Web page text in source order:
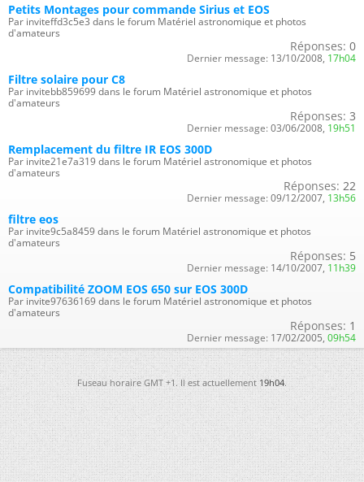
Petits Montages pour commande Sirius et EOS
Par inviteffd3c5e3 dans le forum Matériel astronomique et photos
d'amateurs
Réponses: 0
Dernier message: 13/10/2008, 17h04
Filtre solaire pour C8
Par invitebb859699 dans le forum Matériel astronomique et photos
d'amateurs
Réponses: 3
Dernier message: 03/06/2008, 19h51
Remplacement du filtre IR EOS 300D
Par invite21e7a319 dans le forum Matériel astronomique et photos
d'amateurs
Réponses: 22
Dernier message: 09/12/2007, 13h56
filtre eos
Par invite9c5a8459 dans le forum Matériel astronomique et photos
d'amateurs
Réponses: 5
Dernier message: 14/10/2007, 11h39
Compatibilité ZOOM EOS 650 sur EOS 300D
Par invite97636169 dans le forum Matériel astronomique et photos
d'amateurs
Réponses: 1
Dernier message: 17/02/2005, 09h54
Fuseau horaire GMT +1. Il est actuellement19h04.